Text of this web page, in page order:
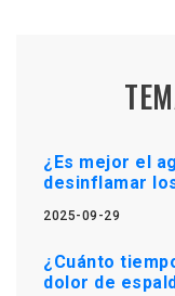
¿Es mejor el
desinflamar
2025-09-29
¿Cuánto
dolor de